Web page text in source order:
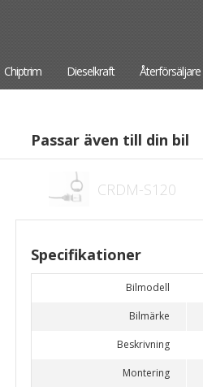
Chiptrim Dieselkraft Återförsäljare
Passar även till din bil
CRDM-S120
Specifikationer
Bilmodell
Bilmärke
Beskrivning
Montering